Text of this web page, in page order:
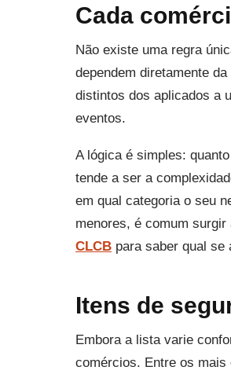
Cada
Não existe uma regra
dependem diretamente
distintos dos aplicados a
eventos.
A lógica é simples:
tende a ser a
em qual categoria o seu
menores, é comum
CLCB para saber qual se
Itens de
Embora a lista varie
comércios. Entre os mais